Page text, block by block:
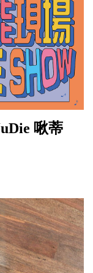
啾蒂